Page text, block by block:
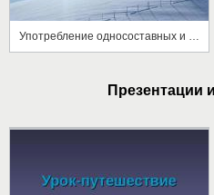
Презентации